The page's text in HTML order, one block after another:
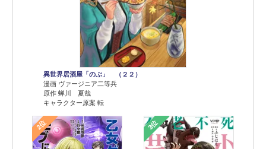
異世界居酒屋「のぶ」 （２２）
漫画 ヴァージニア二等兵
原作 蝉川 夏哉
キャラクター原案 転
2位 3位